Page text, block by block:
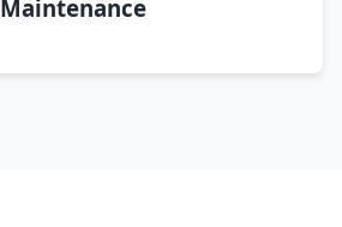
Maintenance